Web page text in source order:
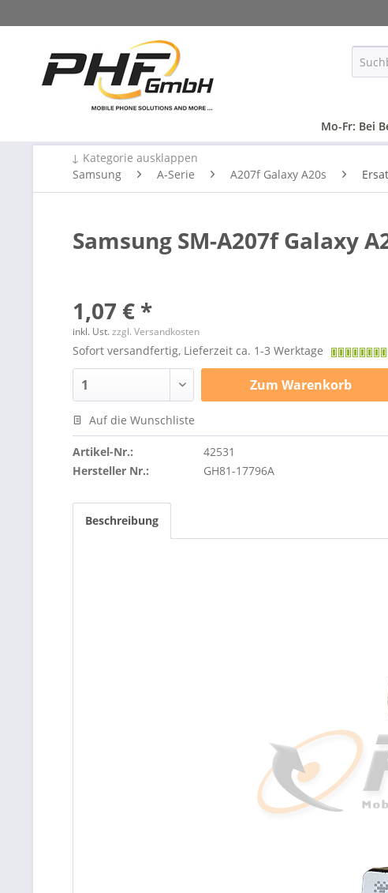
Mo-Fr: Bei
↓ Kategorie ausklappen
Samsung
A-Serie A207f Galaxy A20s
Samsung SM-A207f Galaxy
1,07 € *
inkl. Ust.zzgl. Versandkosten
Sofort versandfertig, Lieferzeit ca. 1-3 Werktage
ZumWarenkorb
Auf die Wunschliste
Artikel-Nr.:
42531
Hersteller Nr.:
GH81-17796A
Beschreibung